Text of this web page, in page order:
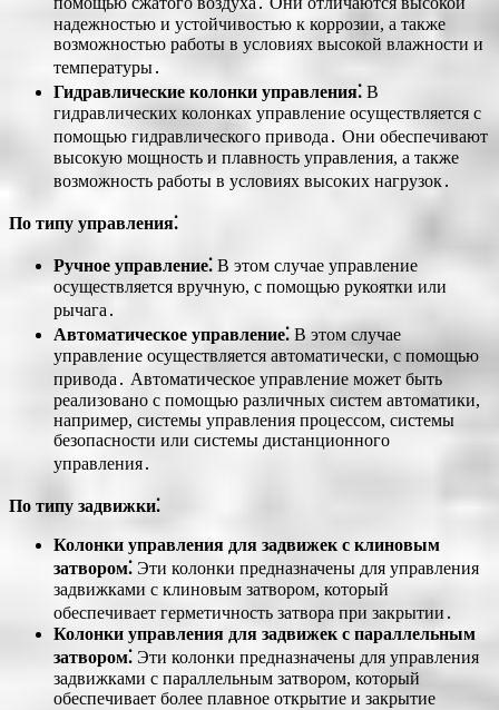
надежностью и устойчивостью к коррозии, а также
возможностью работы в условиях высокой влажности и
температуры․
Гидравлические колонки управления⁚ В
гидравлических колонках управление осуществляется с
помощью гидравлического привода․ Они обеспечивают
высокую мощность и плавность управления, а также
возможность работы в условиях высоких нагрузок․
По типу управления⁚
Ручное управление⁚ В этом случае управление
осуществляется вручную, с помощью рукоятки или
рычага․
Автоматическое управление⁚ В этом случае
управление осуществляется автоматически, с помощью
привода․ Автоматическое управление может быть
реализовано с помощью различных систем автоматики,
например, системы управления процессом, системы
безопасности или системы дистанционного
управления․
По типу задвижки⁚
Колонки управления для задвижек с клиновым
затвором⁚ Эти колонки предназначены для управления
задвижками с клиновым затвором, который
обеспечивает герметичность затвора при закрытии․
Колонки управления для задвижек с параллельным
затвором⁚ Эти колонки предназначены для управления
задвижками с параллельным затвором, который
обеспечивает более плавное открытие и закрытие